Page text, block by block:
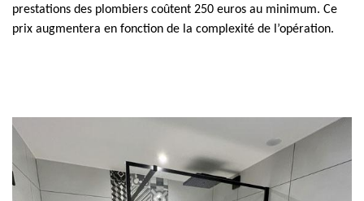
prestations des plombiers coûtent 250 euros au minimum. Ce
prix augmentera en fonction de la complexité de l’opération.